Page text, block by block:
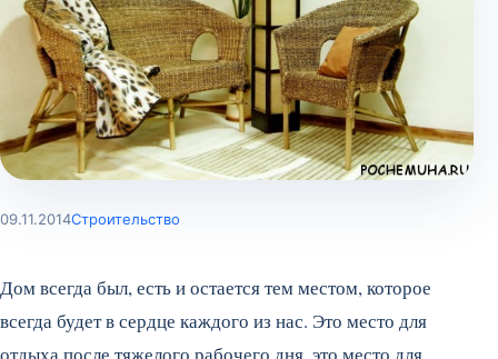
09.11.2014Строительство
Дом всегда был, есть и остается тем местом, которое
всегда будет в сердце каждого из нас. Это место для
отдыха после тяжелого рабочего дня, это место для